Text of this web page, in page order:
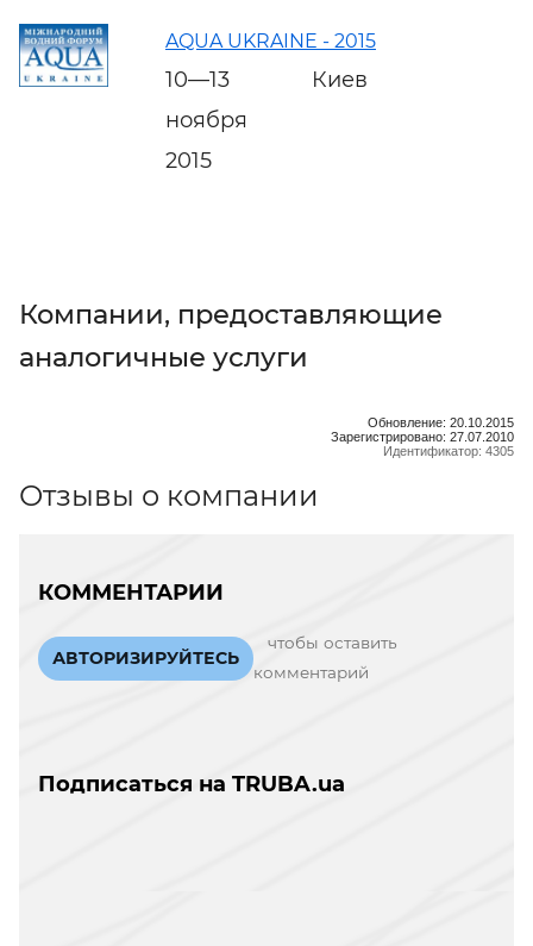
AQUA UKRAINE - 2015
10—13
ноября
2015
Киев
Компании, предоставляющие
аналогичные услуги
Обновление: 20.10.2015
Зарегистрировано: 27.07.2010
Идентификатор: 4305
Отзывы о компании
КОММЕНТАРИИ
АВТОРИЗИРУЙТЕСЬ
чтобы оставить
комментарий
Подписаться на TRUBA.ua